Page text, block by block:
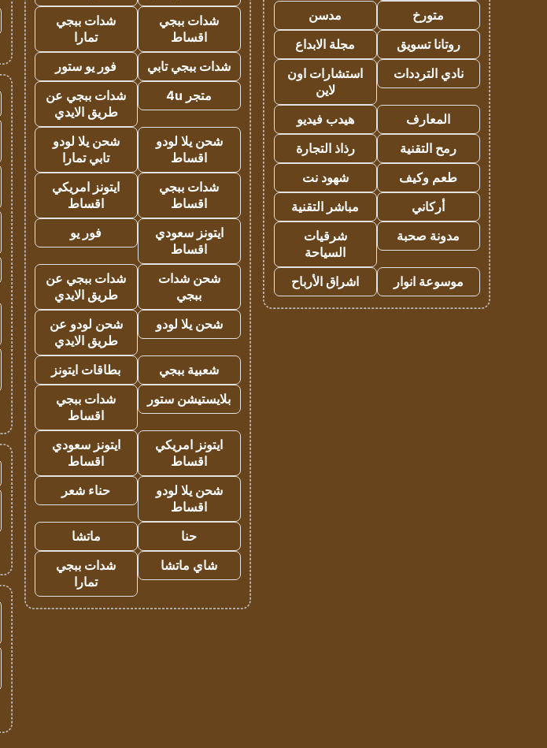
متورخ
مدسن
روتانا تسويق
مجلة الابداع
نادي الترددات
استشارات اون
لاين
المعارف
هيدب فيديو
رمح التقنية
رذاذ التجارة
طعم وكيف
شهود نت
أركاني
مباشر التقنية
مدونة صحبة
شرقيات
السياحة
موسوعة انوار
اشراق الأرباح
شدات ببجي
اقساط
شدات ببجي
تمارا
شدات ببجي تابي
فور يو ستور
متجر 4u
شدات ببجي عن
طريق الايدي
شحن يلا لودو
اقساط
شحن يلا لودو
تابي تمارا
شدات ببجي
اقساط
ايتونز امريكي
اقساط
ايتونز سعودي
اقساط
فور يو
شحن شدات
ببجي
شدات ببجي عن
طريق الايدي
شحن يلا لودو
شحن لودو عن
طريق الايدي
شعبية ببجي
بطاقات ايتونز
بلايستيشن ستور
شدات ببجي
اقساط
ايتونز امريكي
اقساط
ايتونز سعودي
اقساط
شحن يلا لودو
اقساط
حناء شعر
حنا
ماتشا
شاي ماتشا
شدات ببجي
تمارا